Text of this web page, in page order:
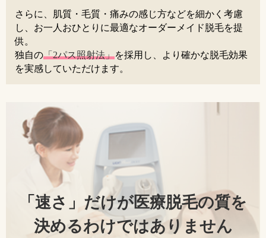
さらに、肌質・毛質・痛みの感じ方などを細かく考慮
し、お一人おひとりに最適なオーダーメイド脱毛を提
供。
独自の「2パス照射法」を採用し、より確かな脱毛効果
を実感していただけます。
「速さ」だけが医療脱毛の質を
決めるわけではありません